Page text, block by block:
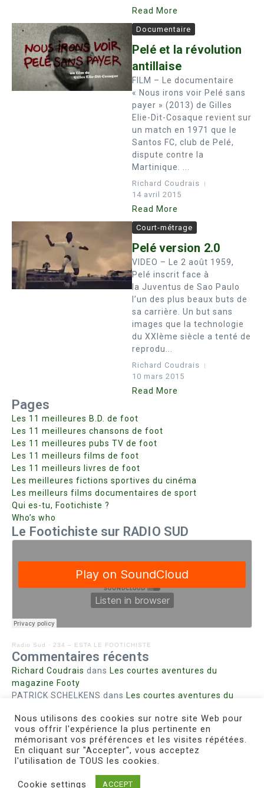
Read More
Documentaire
Pelé et la révolution
antillaise
FILM – Le documentaire
« Nous irons voir Pelé sans
payer » (2013) de Gilles
Elie-Dit-Cosaque revient sur
un match en 1971 que le
Santos FC, club de Pelé,
dispute contre la
Martinique. ...
Richard Coudrais
14 avril 2015
Read More
Court-métrage
Pelé version 2.0
VIDEO – Le 2 août 1959,
Pelé inscrit face à
la Juventus de Sao Paulo
l’un des plus beaux buts de
sa carrière. Un but sans
images que la technologie
du XXIème siècle a tenté de
reprodu...
Richard Coudrais
10 mars 2015
Read More
Pages
Les 11 meilleures B.D. de foot
Les 11 meilleures chansons de foot
Les 11 meilleures pubs TV de foot
Les 11 meilleurs films de foot
Les 11 meilleurs livres de foot
Les meilleures fictions sportives du cinéma
Les meilleurs films documentaires de sport
Qui es-tu, Footichiste ?
Who’s who
Le Footichiste sur RADIO SUD
Radio Sud · 234 – ESTA LE FOOTICHISTE
Commentaires récents
Richard Coudrais dans Les courtes aventures du
magazine Footy
PATRICK SCHELKENS dans Les courtes aventures du
Bohn fabiennedans Intrigues sanglantes à Mulhouse
Steph. RUTA dansLust for Nice
MIRMANDdansPieds agiles et champignons
Nous utilisons des cookies sur notre site Web pour
vous offrir l'expérience la plus pertinente en
mémorisant vos préférences et les visites répétées.
En cliquant sur "Accepter", vous acceptez
l'utilisation de TOUS les cookies.
Cookie settings ACCEPT